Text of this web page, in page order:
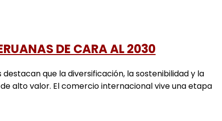
DE CARA AL 2030
destacan que la diversificación, la sostenibilidad y la
alto valor. El comercio internacional vive una etapa